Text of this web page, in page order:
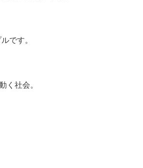
です。
く社会。